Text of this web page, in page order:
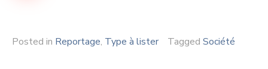
Posted in Reportage, Type à lister Tagged Société